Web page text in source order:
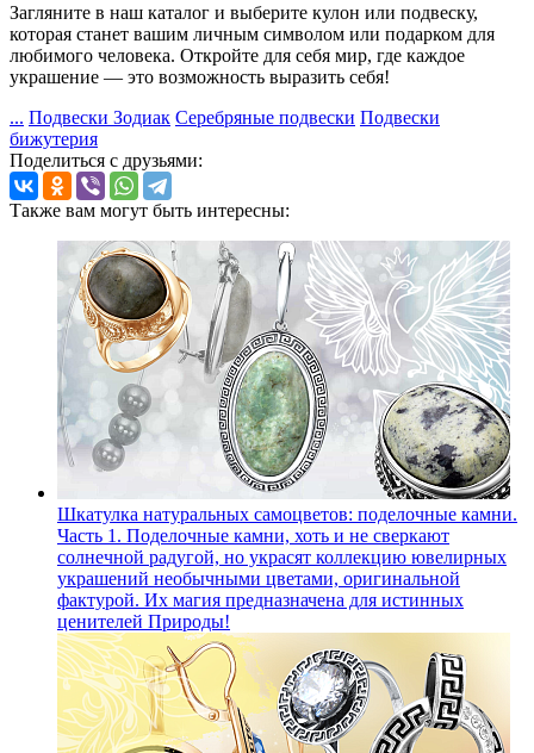
Загляните в наш каталог и выберите кулон или подвеску,
которая станет вашим личным символом или подарком для
любимого человека. Откройте для себя мир, где каждое
украшение — это возможность выразить себя!
... Подвески Зодиак Серебряные подвески Подвески
бижутерия
Поделиться с друзьями:
Также вам могут быть интересны:
Шкатулка натуральных самоцветов: поделочные камни.
Часть 1. Поделочные камни, хоть и не сверкают
солнечной радугой, но украсят коллекцию ювелирных
украшений необычными цветами, оригинальной
фактурой. Их магия предназначена для истинных
ценителей Природы!